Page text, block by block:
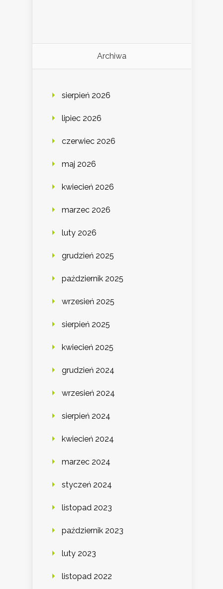
Archiwa
sierpień 2026
lipiec 2026
czerwiec 2026
maj 2026
kwiecień 2026
marzec 2026
luty 2026
grudzień 2025
październik 2025
wrzesień 2025
sierpień 2025
kwiecień 2025
grudzień 2024
wrzesień 2024
sierpień 2024
kwiecień 2024
marzec 2024
styczeń 2024
listopad 2023
październik 2023
luty 2023
listopad 2022